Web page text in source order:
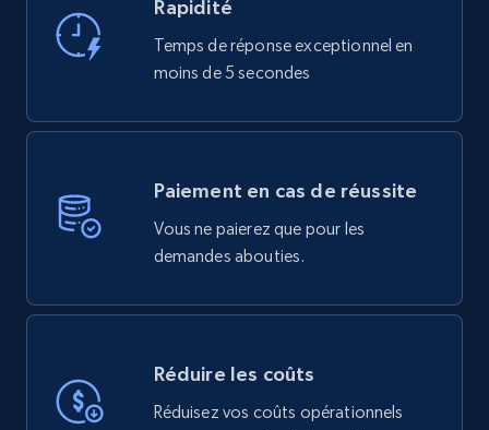
Rapidité
Temps de réponse exceptionnel en
moins de 5 secondes
Paiement en cas de réussite
Vous ne paierez que pour les
demandes abouties.
Réduire les coûts
Réduisez vos coûts opérationnels